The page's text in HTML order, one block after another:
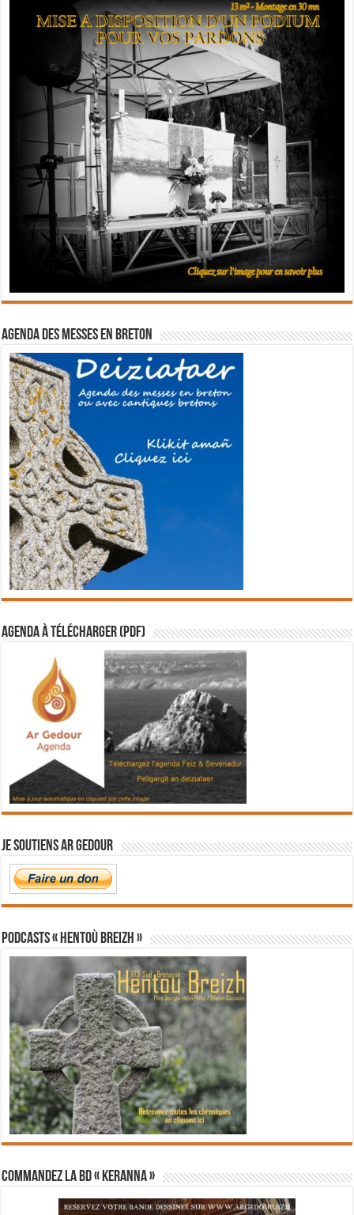
Agenda des messes en breton
Agenda à télécharger (PDF)
Je soutiens Ar Gedour
PODCASTS « Hentoù Breizh »
Commandez la BD « Keranna »